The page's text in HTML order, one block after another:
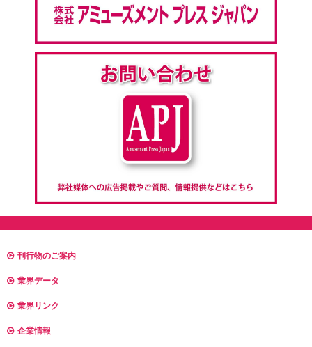
刊行物のご案内
業界データ
業界リンク
企業情報